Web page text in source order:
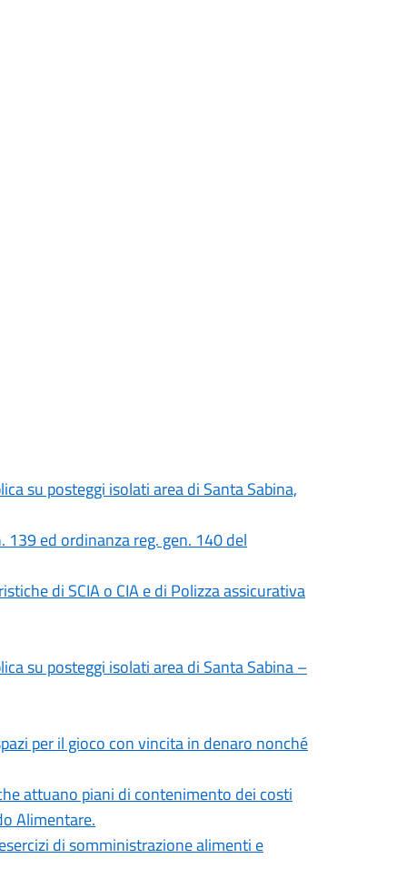
su posteggi isolati area di Santa Sabina,
139 ed ordinanza reg. gen. 140 del
di SCIA o CIA e di Polizza assicurativa
su posteggi isolati area di Santa Sabina –
per il gioco con vincita in denaro nonché
attuano piani di contenimento dei costi
Alimentare.
di somministrazione alimenti e